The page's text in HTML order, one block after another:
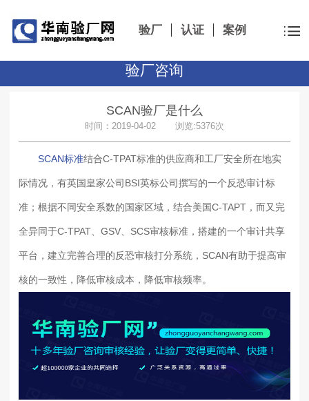
验厂 认证 案例
验厂咨询
SCAN验厂是什么
时间：2019-04-02 浏览:5376次
SCAN标准结合C-TPAT标准的供应商和工厂安全所在地实
际情况，有英国皇家公司BSI英标公司撰写的一个反恐审计标
准；根据不同安全系数的国家区域，结合美国C-TAPT，而又完
全异同于C-TPAT、GSV、SCS审核标准，搭建的一个审计共享
平台，建立完善合理的反恐审核打分系统，SCAN有助于提高审
核的一致性，降低审核成本，降低审核频率。